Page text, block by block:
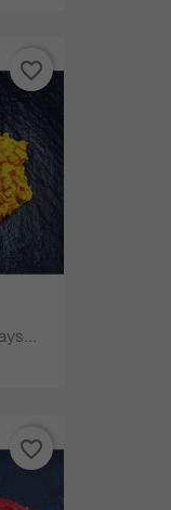
favorite_border
favorite_border